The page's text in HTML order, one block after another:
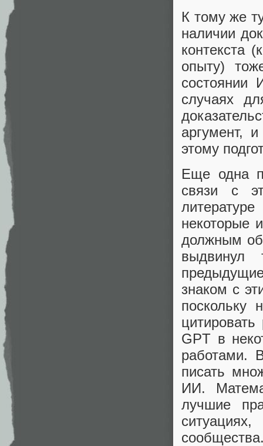
К тому же
наличии
контекста
опыту)
состоянии
случаях
аргумент,
этому
Еще одна
связи с
некоторые
должным
знаком с
поскольку
GPT в
работами.
писать
ИИ.
лучшие